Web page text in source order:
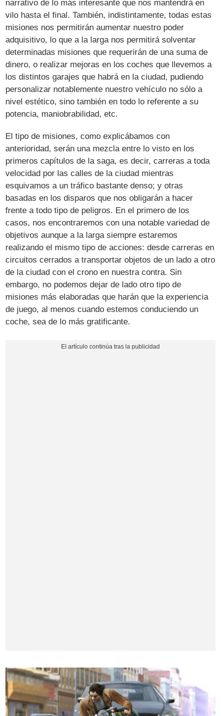
narrativo de lo más interesante que nos mantendrá en
vilo hasta el final. También, indistintamente, todas estas
misiones nos permitirán aumentar nuestro poder
adquisitivo, lo que a la larga nos permitirá solventar
determinadas misiones que requerirán de una suma de
dinero, o realizar mejoras en los coches que llevemos a
los distintos garajes que habrá en la ciudad, pudiendo
personalizar notablemente nuestro vehículo no sólo a
nivel estético, sino también en todo lo referente a su
potencia, maniobrabilidad, etc.
El tipo de misiones, como explicábamos con
anterioridad, serán una mezcla entre lo visto en los
primeros capítulos de la saga, es decir, carreras a toda
velocidad por las calles de la ciudad mientras
esquivamos a un tráfico bastante denso; y otras
basadas en los disparos que nos obligarán a hacer
frente a todo tipo de peligros. En el primero de los
casos, nos encontraremos con una notable variedad de
objetivos aunque a la larga siempre estaremos
realizando el mismo tipo de acciones: desde carreras en
circuitos cerrados a transportar objetos de un lado a otro
de la ciudad con el crono en nuestra contra. Sin
embargo, no podemos dejar de lado otro tipo de
misiones más elaboradas que harán que la experiencia
de juego, al menos cuando estemos conduciendo un
coche, sea de lo más gratificante.